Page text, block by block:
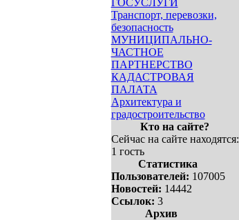
ГОСУСЛУГИ
Транспорт, перевозки,
безопасность
МУНИЦИПАЛЬНО-
ЧАСТНОЕ
ПАРТНЕРСТВО
КАДАСТРОВАЯ
ПАЛАТА
Архитектура и
градостроительство
Кто на сайте?
Сейчас на сайте находятся:
1 гость
Статистика
Пользователей: 107005
Новостей: 14442
Ссылок: 3
Архив